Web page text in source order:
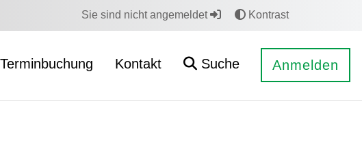
Sie sind nicht angemeldet Kontrast
Terminbuchung Kontakt Suche Anmelden